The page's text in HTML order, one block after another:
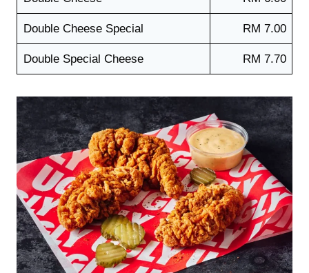
Double Cheese Special RM 7.00
Double Special Cheese RM 7.70